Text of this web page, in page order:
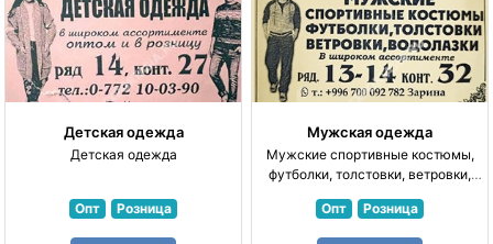
Детская одежда
Детская одежда
Опт Розница
Мужская одежда
Мужские спортивные костюмы,
футболки, толстовки, ветровки,
Опт
Розница